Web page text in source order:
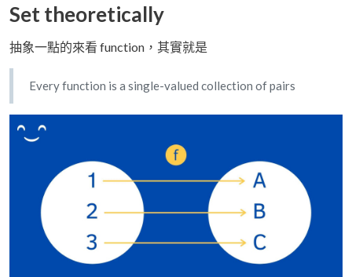
Set theoretically
抽象一點的來看 function，其實就是
Every function is a single-valued collection of pairs